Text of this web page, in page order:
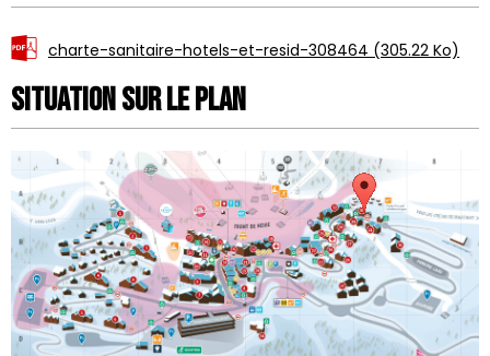
charte-sanitaire-hotels-et-resid-308464 (305.22 Ko)
Situation sur le Plan